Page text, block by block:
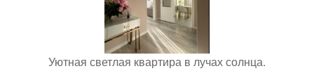
Уютная светлая квартира в лучах солнца.